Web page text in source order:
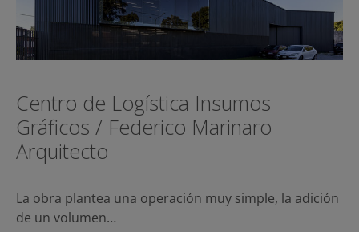
Centro de Logística Insumos
Gráficos / Federico Marinaro
Arquitecto
La obra plantea una operación muy simple, la adición
de un volumen…